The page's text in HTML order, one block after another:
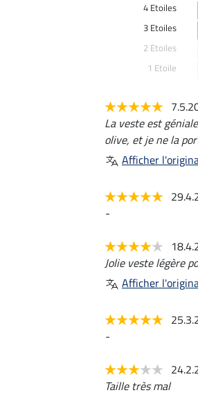
4 Etoiles
3 Etoiles
2 Etoiles
1 Etoile
La veste est
olive, et je ne la
Afficher
-
Jolie veste légère
Afficher
-
Taille très mal